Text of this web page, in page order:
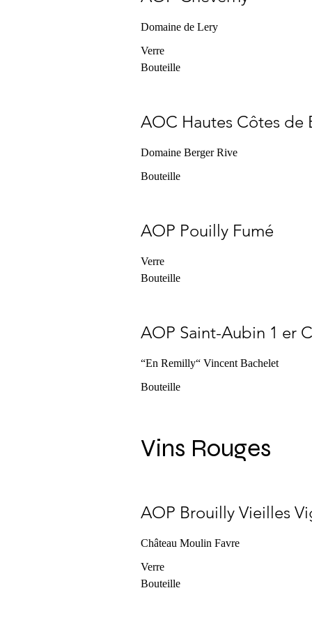
Domaine de Lery
Verre
Bouteille
AOC Hautes Côtes de
Domaine Berger Rive
Bouteille
AOP Pouilly Fumé
Verre
Bouteille
AOP Saint-Aubin 1 er
“En Remilly“ Vincent Bachelet
Bouteille
Vins Rouges
AOP Brouilly Vieilles
Château Moulin Favre
Verre
Bouteille